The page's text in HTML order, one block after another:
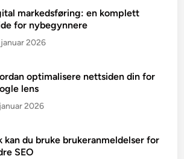
markedsføring: en komplett
for nybegynnere
2026
optimalisere nettsiden din for
lens
2026
kan du bruke brukeranmeldelser for
SEO